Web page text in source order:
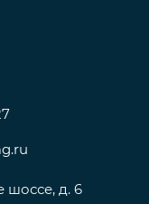
шоссе, д. 6